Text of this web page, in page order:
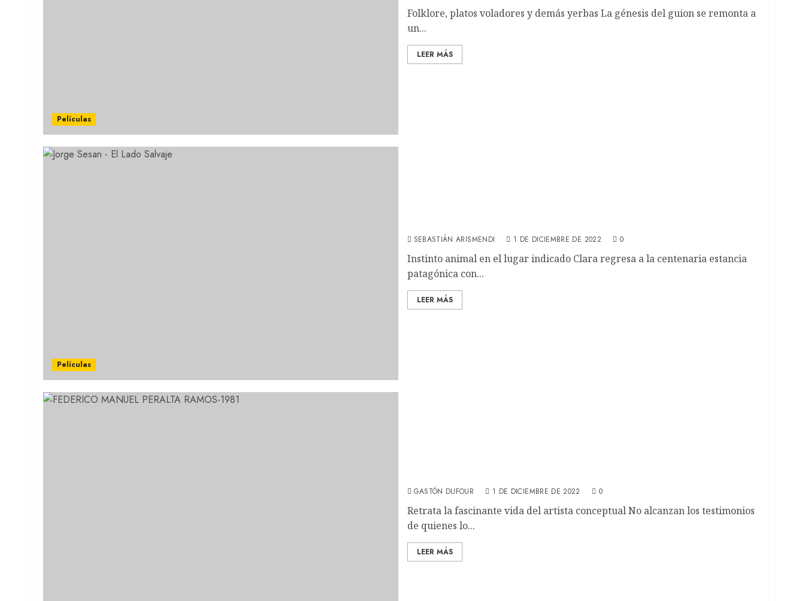
Películas
Folklore, platos voladores y demás yerbas La génesis del guion se remonta a
un...
LEER MÁS
Películas
SEBASTIÁN ARISMENDI 1 DE DICIEMBRE DE 2022 0
Instinto animal en el lugar indicado Clara regresa a la centenaria estancia
patagónica con...
LEER MÁS
GASTÓN DUFOUR 1 DE DICIEMBRE DE 2022 0
Retrata la fascinante vida del artista conceptual No alcanzan los testimonios
de quienes lo...
LEER MÁS